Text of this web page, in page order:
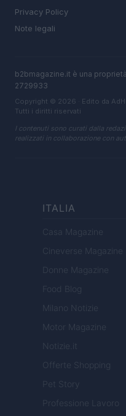
Privacy Policy
Note legali
b2bmagazine.it è una
2729933
Copyright © 2026 · Edito da
Tutti i diritti riservati
I contenuti sono curati dalla
realizzati in collaborazione con
ITALIA
Casa Magazine
Cineverse Magazine
Donne Magazine
Food Blog
Milano Notizie
Motor Magazine
Notizie.it
Offerte Shopping
Pet Story
Professione Lavoro